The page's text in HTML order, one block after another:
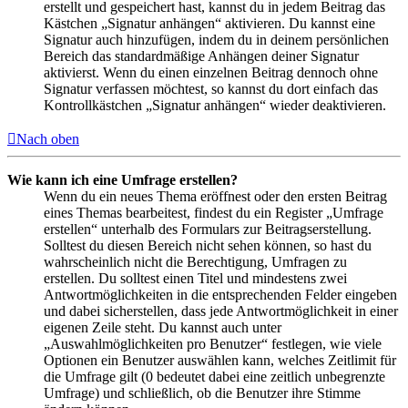
erstellt und gespeichert hast, kannst du in jedem Beitrag das
Kästchen „Signatur anhängen“ aktivieren. Du kannst eine
Signatur auch hinzufügen, indem du in deinem persönlichen
Bereich das standardmäßige Anhängen deiner Signatur
aktivierst. Wenn du einen einzelnen Beitrag dennoch ohne
Signatur verfassen möchtest, so kannst du dort einfach das
Kontrollkästchen „Signatur anhängen“ wieder deaktivieren.
Nach oben
Wie kann ich eine Umfrage erstellen?
Wenn du ein neues Thema eröffnest oder den ersten Beitrag
eines Themas bearbeitest, findest du ein Register „Umfrage
erstellen“ unterhalb des Formulars zur Beitragserstellung.
Solltest du diesen Bereich nicht sehen können, so hast du
wahrscheinlich nicht die Berechtigung, Umfragen zu
erstellen. Du solltest einen Titel und mindestens zwei
Antwortmöglichkeiten in die entsprechenden Felder eingeben
und dabei sicherstellen, dass jede Antwortmöglichkeit in einer
eigenen Zeile steht. Du kannst auch unter
„Auswahlmöglichkeiten pro Benutzer“ festlegen, wie viele
Optionen ein Benutzer auswählen kann, welches Zeitlimit für
die Umfrage gilt (0 bedeutet dabei eine zeitlich unbegrenzte
Umfrage) und schließlich, ob die Benutzer ihre Stimme